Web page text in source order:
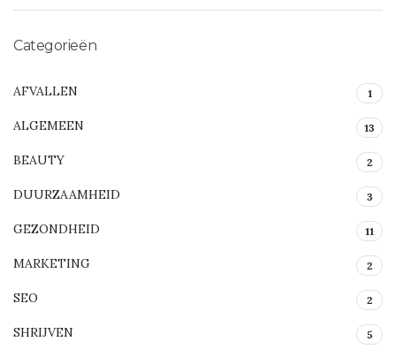
Categorieën
AFVALLEN 1
ALGEMEEN 13
BEAUTY 2
DUURZAAMHEID 3
GEZONDHEID 11
MARKETING 2
SEO 2
SHRIJVEN 5